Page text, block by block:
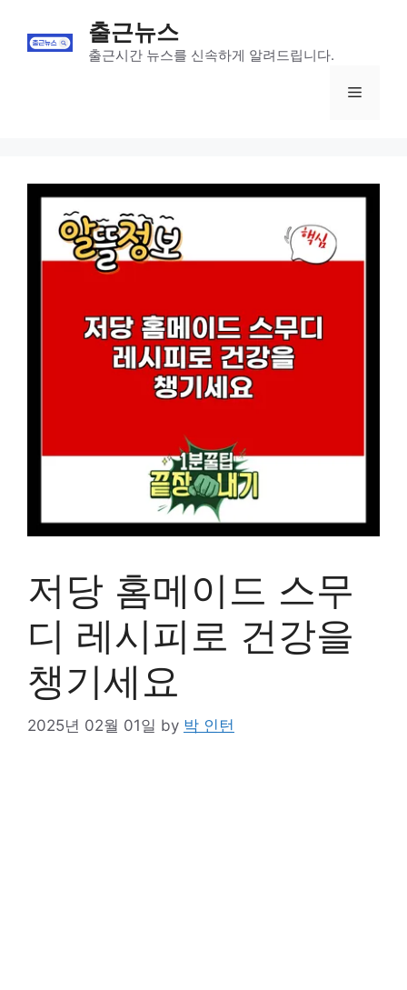
content
출근뉴스
출근시간 뉴스를 신속하게 알려드립니다.
Menu
저당 홈메이드 스무
디 레시피로 건강을
챙기세요
2025년 02월 01일 by 박 인턴